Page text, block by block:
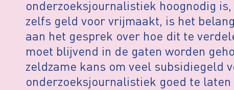
onderzoeksjournalistiek hoognodig
zelfs geld voor vrijmaakt, is het
aan het gesprek over hoe dit te
moet blijvend in de gaten worden
zeldzame kans om veel subsidiegeld
onderzoeksjournalistiek goed te laten